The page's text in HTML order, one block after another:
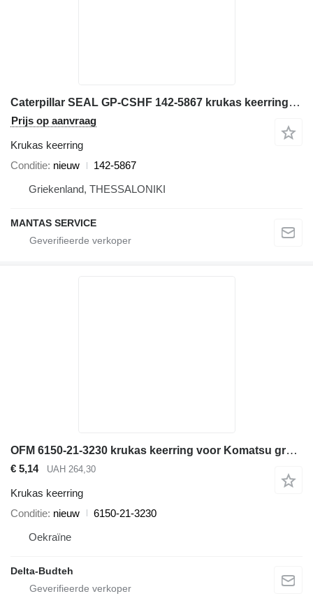
Caterpillar SEAL GP-CSHF 142-5867 krukas keerring voor Caterpillar bouwmachines
Prijs op aanvraag
Krukas keerring
Conditie nieuw
142-5867
Griekenland, THESSALONIKI
MANTAS SERVICE
OFM 6150-21-3230 krukas keerring voor Komatsu graafmachine
€ 5,14 UAH 264,30
Krukas keerring
Conditie nieuw
6150-21-3230
Oekraïne
Delta-Budteh